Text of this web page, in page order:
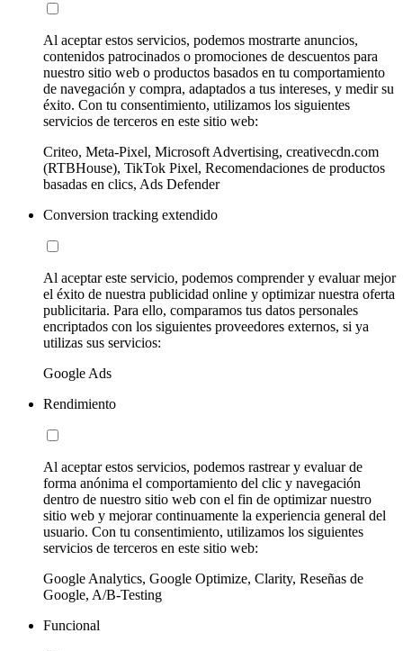
Al aceptar estos servicios, podemos mostrarte anuncios,
contenidos patrocinados o promociones de descuentos para
nuestro sitio web o productos basados en tu comportamiento
de navegación y compra, adaptados a tus intereses, y medir su
éxito. Con tu consentimiento, utilizamos los siguientes
servicios de terceros en este sitio web:
Criteo, Meta-Pixel, Microsoft Advertising, creativecdn.com
(RTBHouse), TikTok Pixel, Recomendaciones de productos
basadas en clics, Ads Defender
Conversion tracking extendido
Al aceptar este servicio, podemos comprender y evaluar mejor
el éxito de nuestra publicidad online y optimizar nuestra oferta
publicitaria. Para ello, comparamos tus datos personales
encriptados con los siguientes proveedores externos, si ya
utilizas sus servicios:
Google Ads
Rendimiento
Al aceptar estos servicios, podemos rastrear y evaluar de
forma anónima el comportamiento del clic y navegación
dentro de nuestro sitio web con el fin de optimizar nuestro
sitio web y mejorar continuamente la experiencia general del
usuario. Con tu consentimiento, utilizamos los siguientes
servicios de terceros en este sitio web:
Google Analytics, Google Optimize, Clarity, Reseñas de
Google, A/B-Testing
Funcional